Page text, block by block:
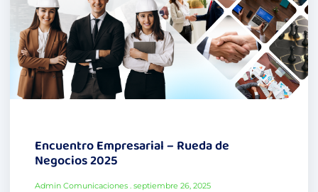
Encuentro Empresarial – Rueda de
Negocios 2025
Admin Comunicaciones septiembre 26, 2025